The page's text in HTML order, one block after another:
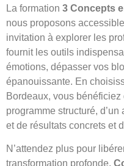
La formation 3 Concepts
nous proposons
invitation à explorer les
fournit les outils
émotions, dépasser vos
épanouissante. En
Bordeaux, vous bénéficiez
programme structuré,
et de résultats concrets et
N’attendez plus pour
transformation profonde.